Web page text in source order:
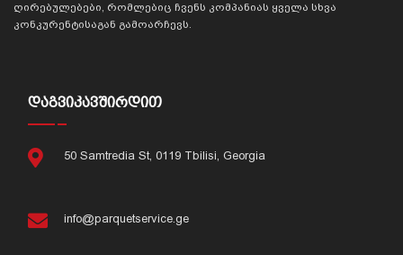
ღირებულებები, რომლებიც ჩვენს კომპანიას ყველა სხვა
კონკურენტისაგან გამოარჩევს.
ᲓᲐᲒᲕᲘᲙᲐᲕᲨᲘᲠᲓᲘᲗ
50 Samtredia St, 0119 Tbilisi, Georgia
info@parquetservice.ge